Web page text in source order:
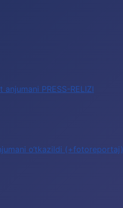
PRESS-RELIZI
o‘tkazildi (+fotoreportaj)